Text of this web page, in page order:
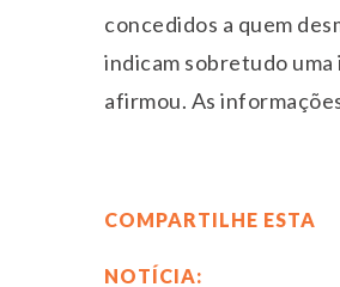
concedidos a quem
indicam sobretudo
afirmou. As
COMPARTILHE ESTA
NOTÍCIA: